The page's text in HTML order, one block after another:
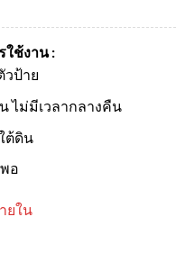
ใช้งาน :
วป้าย
ไม่มีเวลากลางคืน
ต้ดิน
อ
ยใน